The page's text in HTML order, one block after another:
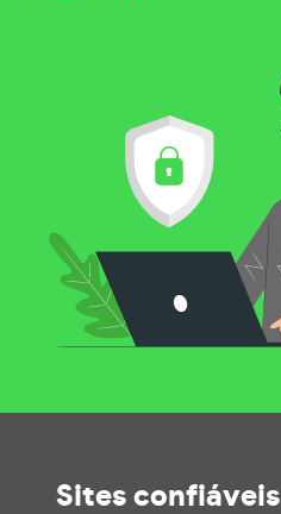
Sites confiáveis